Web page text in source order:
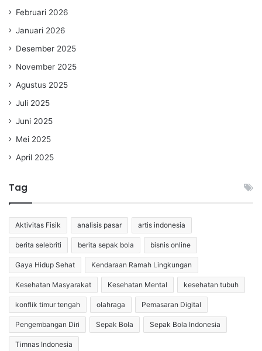
Februari 2026
Januari 2026
Desember 2025
November 2025
Agustus 2025
Juli 2025
Juni 2025
Mei 2025
April 2025
Tag
Aktivitas Fisik analisis pasar artis indonesia
berita selebriti berita sepak bola bisnis online
Gaya Hidup Sehat Kendaraan Ramah Lingkungan
Kesehatan Masyarakat Kesehatan Mental kesehatan tubuh
konflik timur tengah olahraga Pemasaran Digital
Pengembangan Diri Sepak Bola Sepak Bola Indonesia
Timnas Indonesia